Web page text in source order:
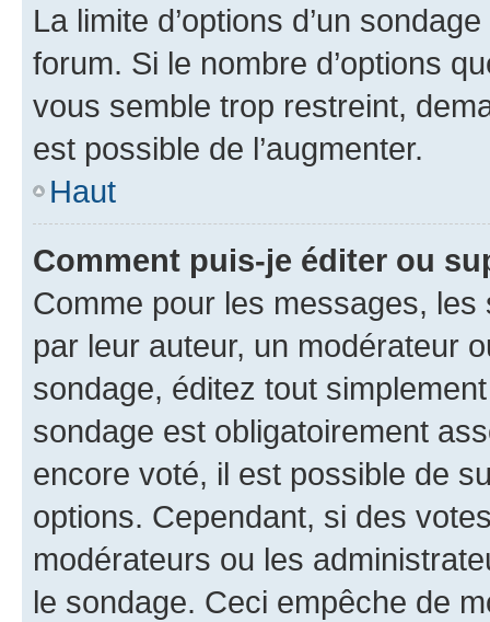
La limite d’options d’un
forum. Si le nombre d’options
vous semble trop restreint,
est possible de l’augmenter.
Haut
Comment puis-je éditer ou
Comme pour les messages,
par leur auteur, un modérateur
sondage, éditez tout
sondage est obligatoirement
encore voté, il est possible de
options. Cependant, si des
modérateurs ou les
le sondage. Ceci empêche de